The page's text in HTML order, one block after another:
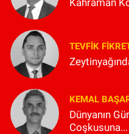
Kahraman
TEVFIK
KEMAL
Dünyanın
Coşkusuna...